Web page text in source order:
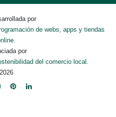
por
de webs, apps y tiendas
por
del comercio local.
2026